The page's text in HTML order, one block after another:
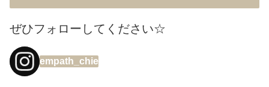
ぜひフォローしてください☆
empath_chie